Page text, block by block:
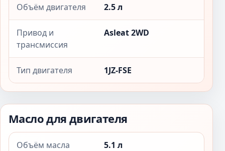
Объём двигателя 2.5 л
Привод и
трансмиссия
Asleat 2WD
Тип двигателя 1JZ-FSE
Масло для двигателя
Объём масла 5.1 л